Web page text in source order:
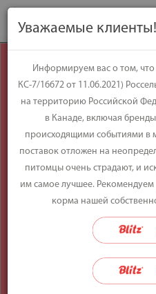
Информируем
основании
11.06.2021)
запрещены к
Российской
произведенные
происходящими
вопрос о
Уважаемые клиенты!
Информируем вас о том,
КС-7/16672 от 11.06.2021)
на территорию Российской
в Канаде, включая
происходящими событиями в
поставок отложен на
питомцы очень страдают, и
им самое лучшее. Рекомендуем
корма нашей